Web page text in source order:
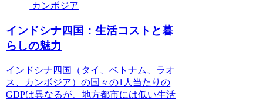
カンボジア
インドシナ四国：生活コストと暮
らしの魅力
インドシナ四国（タイ、ベトナム、ラオ
ス、カンボジア）の国々の1人当たりの
GDPは異なるが、地方都市には低い生活